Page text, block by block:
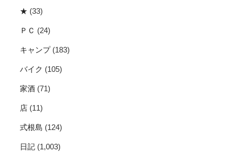
★ (33)
ＰＣ (24)
キャンプ(183)
バイク (105)
家酒 (71)
店 (11)
式根島 (124)
日記 (1,003)